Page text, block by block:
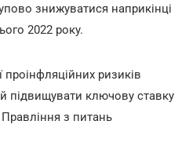
знижуватися наприкінці
2022 року.
проінфляційних ризиків
підвищувати ключову ставку
з питань